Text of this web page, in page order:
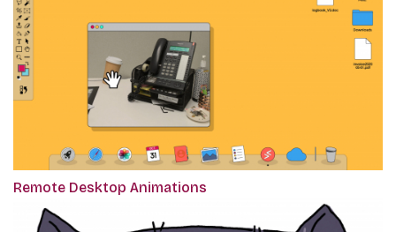
Remote Desktop Animations